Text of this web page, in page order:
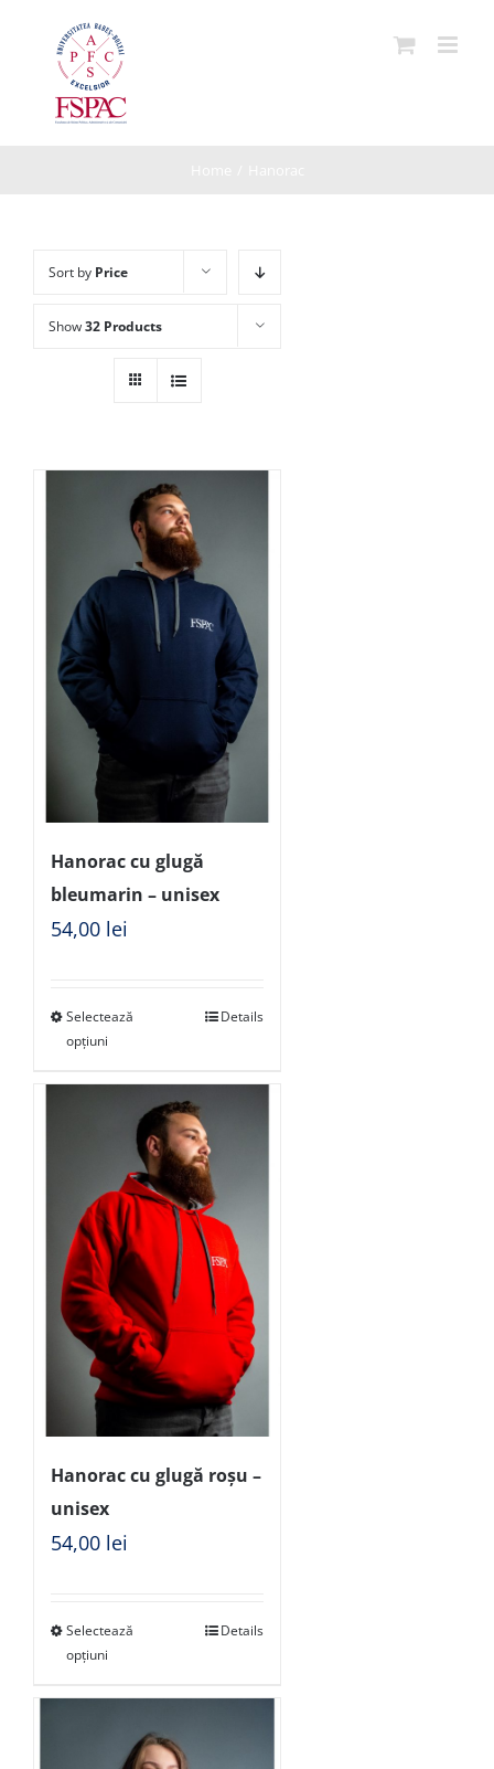
Sort by Price
Show32 Products
Hanorac cu glugă
bleumarin – unisex
54,00 lei
Selectează
opțiuni
Details
Hanorac cu glugă roșu –
unisex
54,00 lei
Selectează
opțiuni
Details